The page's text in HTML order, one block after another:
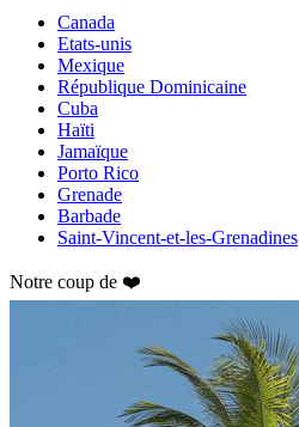
Canada
Etats-unis
Mexique
République Dominicaine
Cuba
Haïti
Jamaïque
Porto Rico
Grenade
Barbade
Saint-Vincent-et-les-Grenadines
Notre coup de ❤️